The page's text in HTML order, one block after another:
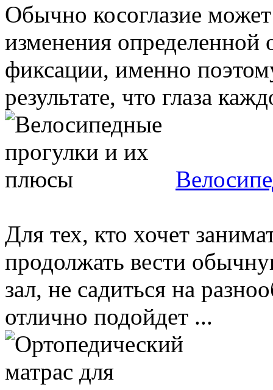
Обычно косоглазие
изменения определенной
фиксации, именно
результате, что глаза
Для тех, кто хочет
продолжать вести
зал, не садиться на
отлично подойдет ...